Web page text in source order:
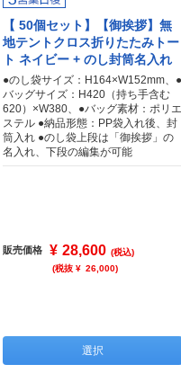
【 50個セット】【御挨拶】無
地テントクロス折りたたみトー
ト ネイビー + のし封筒名入れ
●のし袋サイズ：H164×W152mm、●
バッグサイズ：H420（持ち手含む
620）×W380、●バッグ素材：ポリエ
ステル ●納品形態：PP袋入れ後、封
筒入れ ●のし袋上段は「御挨拶」の
名入れ、下段の編集が可能
販売価格 ¥ 28,600 (税込)
(税抜 ¥ 26,000)
選択